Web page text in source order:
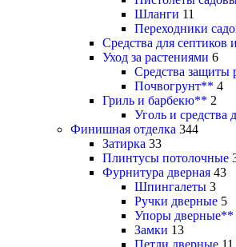
Шланги 11
Переходники
Средства для септиков
Уход за растениями 6
Средства защиты
Почвогрунт** 4
Гриль и барбекю** 2
Уголь и средства
Финишная отделка 344
Затирка 33
Плинтусы потолочные
Фурнитура дверная 43
Шпингалеты 3
Ручки дверные 5
Упоры дверные**
Замки 13
Петли дверные 11